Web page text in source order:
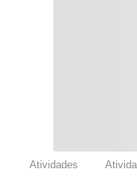
Atividades